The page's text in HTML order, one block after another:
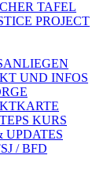
TAFEL
PROJECT
UND INFOS
KURS
UPDATES
/ BFD